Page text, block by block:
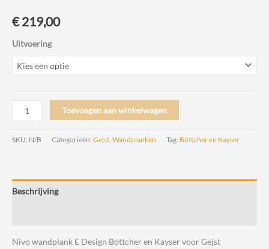
€219,00
Uitvoering
Nivo
wandplank
E
en
Kayser
aantal
Toevoegen aan winkelwagen
SKU: N/B Categorieën: Gejst, Wandplanken Tag: Böttcher en Kayser
Beschrijving
Nivo wandplank E Design Böttcher en Kayser voor Gejst